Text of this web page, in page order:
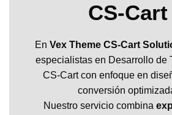
CS-Cart
En Vex Theme CS-Cart
especialistas en Desarrollo de
CS-Cart con enfoque en
conversión
Nuestro servicio combina